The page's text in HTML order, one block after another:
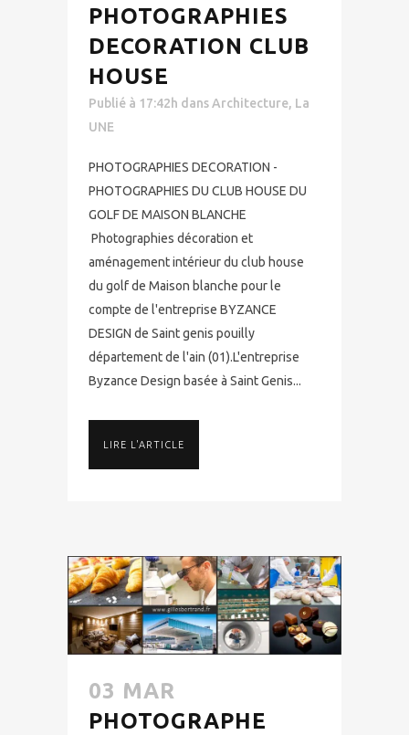
PHOTOGRAPHIES
DECORATION CLUB
HOUSE
Publié à 17:42h dansArchitecture, La
UNE
PHOTOGRAPHIES DECORATION -
PHOTOGRAPHIES DU CLUB HOUSE DU
GOLF DE MAISON BLANCHE
Photographies décoration et
aménagement intérieur du club house
du golf de Maison blanche pour le
compte de l'entreprise BYZANCE
DESIGN de Saint genis pouilly
département de l'ain (01).L'entreprise
Byzance Design basée à Saint Genis...
LIRE L'ARTICLE
03 MAR
PHOTOGRAPHE